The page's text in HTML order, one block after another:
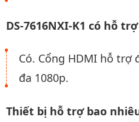
DS-7616NXI-K1 có hỗ
Có. Cổng HDMI hỗ trợ
đa 1080p.
Thiết bị hỗ trợ bao